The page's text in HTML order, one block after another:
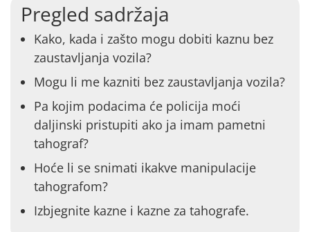
Pregled sadržaja
Kako, kada i zašto mogu dobiti kaznu bez
zaustavljanja vozila?
Mogu li me kazniti bez zaustavljanja vozila?
Pa kojim podacima će policija moći
daljinski pristupiti ako ja imam pametni
tahograf?
Hoće li se snimati ikakve manipulacije
tahografom?
Izbjegnite kazne i kazne za tahografe.